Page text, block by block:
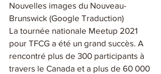
Nouvelles images du Nouveau-
Brunswick (Google Traduction)
La tournée nationale Meetup 2021
pour TFCG a été un grand succès. A
rencontré plus de 300 participants à
travers le Canada et a plus de 60 000